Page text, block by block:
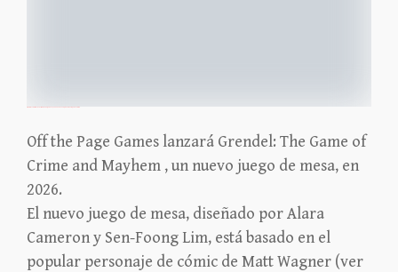
Off the Page Games lanzará Grendel: The Game of
Crime and Mayhem , un nuevo juego de mesa, en
2026.
El nuevo juego de mesa, diseñado por Alara
Cameron y Sen-Foong Lim, está basado en el
popular personaje de cómic de Matt Wagner (ver